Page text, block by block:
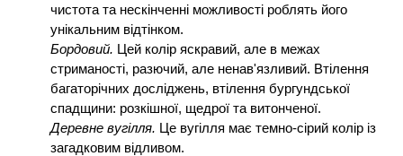
чистота та нескінченні можливості роблять його
унікальним відтінком.
Бордовий. Цей колір яскравий, але в межах
стриманості, разючий, але ненав'язливий. Втілення
багаторічних досліджень, втілення бургундської
спадщини: розкішної, щедрої та витонченої.
Деревне вугілля. Це вугілля має темно-сірий колір із
загадковим відливом.